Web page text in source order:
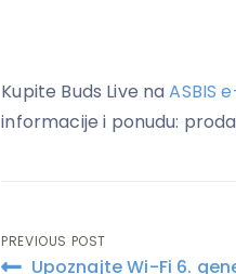
Kupite Buds Live naASBIS
informacije i ponudu:
Post
PREVIOUS POST
Upoznajte Wi-Fi 6.